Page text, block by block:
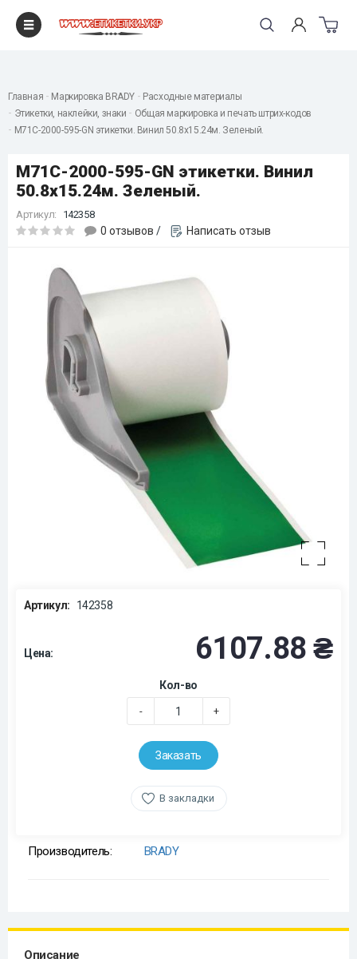
Главная Маркировка BRADY
Расходные материалы
Этикетки, наклейки, знаки
Общая маркировка и печать штрих-кодов
M71C-2000-595-GN этикетки. Винил 50.8х15.24м. Зеленый.
M71C-2000-595-GN этикетки. Винил
50.8х15.24м. Зеленый.
Артикул: 142358
0 отзывов / Написать отзыв
Артикул: 142358
Цена: 6107.88 ₴
Кол-во
- +
Заказать
В закладки
Производитель: BRADY
Описание